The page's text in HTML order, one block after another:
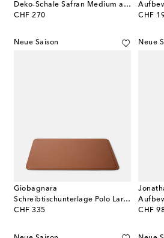
Deko-Schale Safran Medium aus Leder
CHF 270
original price
CHF
Neue Saison
Giobagnara
Schreibtischunterlage Polo Large aus Leder
CHF 335
original price
Neue
CHF